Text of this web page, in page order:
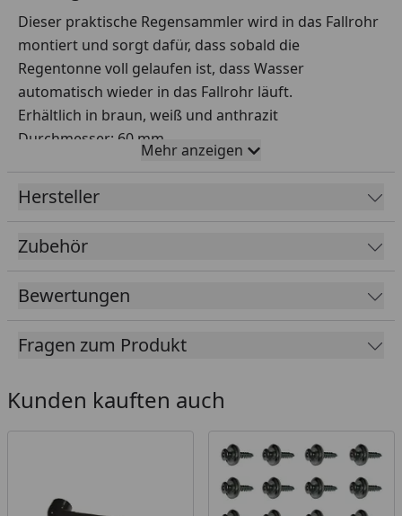
Dieser praktische Regensammler wird in das Fallrohr
montiert und sorgt dafür, dass sobald die
Regentonne voll gelaufen ist, dass Wasser
automatisch wieder in das Fallrohr läuft.
Erhältlich in braun, weiß und anthrazit
Durchmesser: 60 mm
Montage:
Zur Montage wird das Fallrohr durchgesägt und der
Regensammler dazwischengesteckt. Nun muss ein
Loch in die Regentonne gebohrt werden und der
Regensammler wird mittels eines Schlauches oder
Rohres (z. B. erhältlich im Baumarkt) mit der Tonne
verbunden werden. Ist die Regentonne vollgelaufen,
fließt das Wasser automatisch in das Fallrohr.
Mehr anzeigen
Hersteller
Zubehör
Bewertungen
Fragen zum Produkt
Kunden kauften auch